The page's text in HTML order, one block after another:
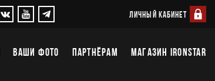
ЛИЧНЫЙ КАБИНЕТ
ВАШИ ФОТО ПАРТНЁРАМ МАГАЗИН IRONSTAR